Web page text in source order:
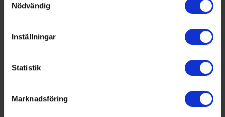
som kan ha en noggrannhet på upp till flera meter
Ta reda på mer om hur dina personliga uppgifter
Du kan ändra eller dra tillbaka ditt samtycke när som
Vi använder enhetsidentifierare för att anpassa innehållet
Nödvändig
Inställningar
Statistik
Marknadsföring